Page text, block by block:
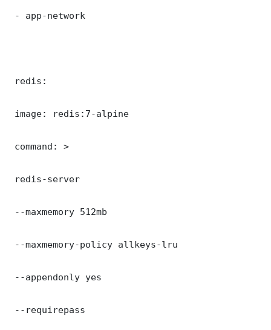
- app-network
redis:
image: redis:7-alpine
command: >
redis-server
--maxmemory 512mb
--maxmemory-policy allkeys-lru
--appendonly yes
--requirepass